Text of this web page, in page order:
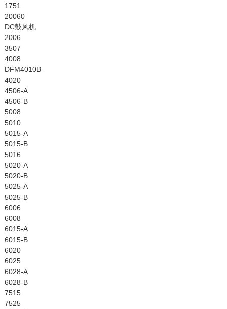
1751
20060
DC鼓风机
2006
3507
4008
DFM4010B
4020
4506-A
4506-B
5008
5010
5015-A
5015-B
5016
5020-A
5020-B
5025-A
5025-B
6006
6008
6015-A
6015-B
6020
6025
6028-A
6028-B
7515
7525